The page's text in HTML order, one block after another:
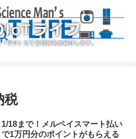
税
1/18まで！メルペイスマート払い
で1万円分のポイントがもらえる